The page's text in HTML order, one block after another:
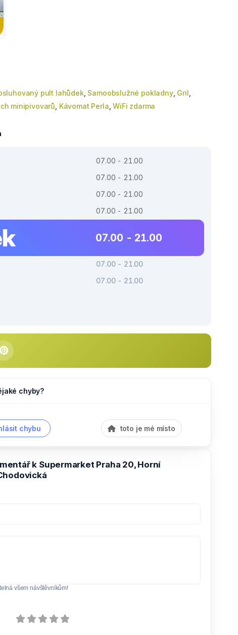
pult lahůdek, Samoobslužné pokladny, Gril
minipivovarů Kávomat Perla ,WiFi zdarma
07.00 - 21.00
07.00 - 21.00
07.00 - 21.00
07.00 - 21.00
07.00 - 21.00
07.00 - 21.00
07.00 - 21.00
chyby?
chybu toto je mé místo
k Supermarket Praha 20, Horní
všem návštěvníkům!